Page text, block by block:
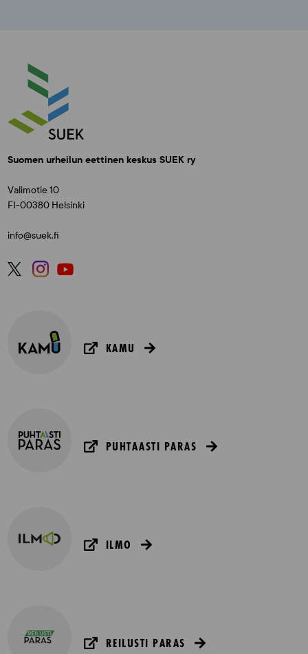
Suomen urheilun eettinen keskus SUEK ry
Valimotie 10
FI-00380 Helsinki
info@suek.fi
KAMU
PUHTAASTI PARAS
ILMO
REILUSTI PARAS